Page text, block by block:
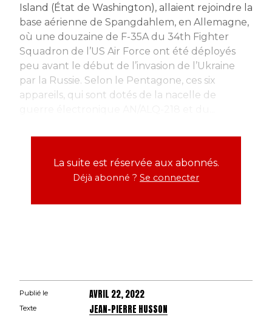
Island (État de Washington), allaient rejoindre la
base aérienne de Spangdahlem, en Allemagne,
où une douzaine de F-35A du 34th Fighter
Squadron de l’US Air Force ont été déployés
peu avant le début de l’invasion de l’Ukraine
par la Russie. Selon le Pentagone, ces six
appareils, qui sont dotés de la nacelle de
La suite est réservée aux abonnés.
Déjà abonné ? Se connecter
Publié le AVRIL 22, 2022
Texte JEAN-PIERRE HUSSON